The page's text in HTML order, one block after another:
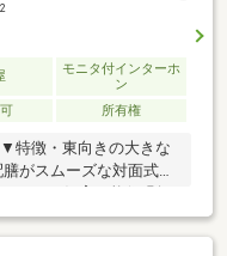
2
モニタ付インターホ
ン
所有権
特徴・東向きの大きな
がスムーズな対面式キ
ックス▼2026年6月内
ロス、全室フローリン